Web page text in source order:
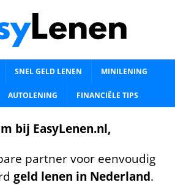
SNEL GELD LENEN MINILENING
AUTOLENING FINANCIËLE TIPS
bij EasyLenen.nl,
partner voor eenvoudig
geld lenen in Nederland.